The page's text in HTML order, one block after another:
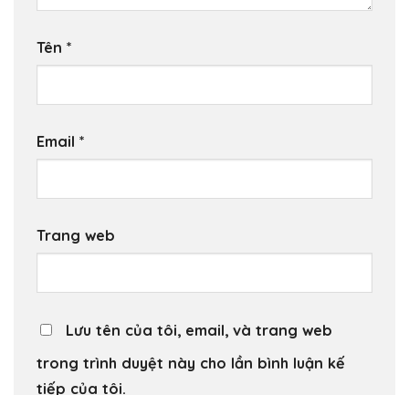
Tên *
Email *
Trang web
Lưu tên của tôi, email, và trang web
trong trình duyệt này cho lần bình luận kế
tiếp của tôi.